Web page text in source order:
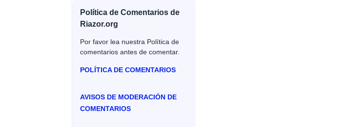
Política de Comentarios de
Riazor.org
Por favor lea nuestra Política de
comentarios antes de comentar.
POLÍTICA DE COMENTARIOS
AVISOS DE MODERACIÓN DE
COMENTARIOS